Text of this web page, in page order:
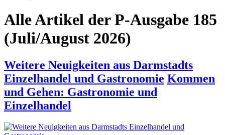
Alle Artikel der P-Ausgabe 185
(Juli/August 2026)
Weitere Neuigkeiten aus Darmstadts
Einzelhandel und Gastronomie Kommen
und Gehen: Gastronomie und
Einzelhandel